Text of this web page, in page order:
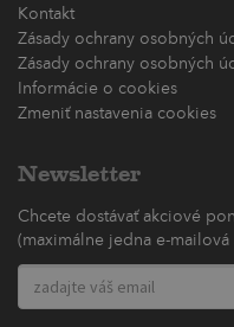
Kontakt
Zásady ochrany osobných
Zásady ochrany osobných
Informácie o cookies
Zmeniť nastavenia cookies
Newsletter
Chcete dostávať akciové
(maximálne jedna e-mailová